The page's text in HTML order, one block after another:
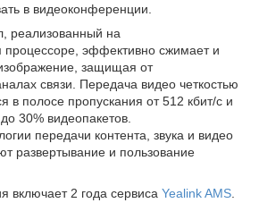
в видеоконференции.
реализованный на
процессоре, эффективно сжимает и
защищая от
связи. Передача видео четкостью
в полосе пропускания от 512 кбит/с и
30% видеопакетов.
передачи контента, звука и видео
развертывание и пользование
включает 2 года сервиса Yealink AMS